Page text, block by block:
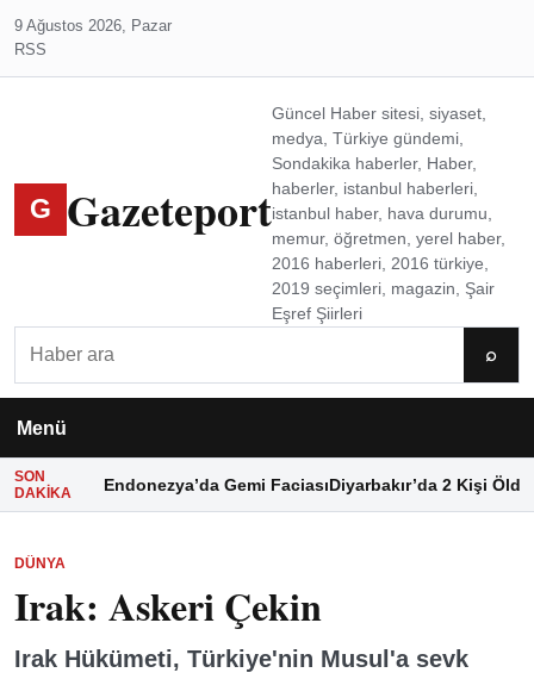
9 Ağustos 2026, Pazar
RSS
G Gazeteport
Güncel Haber sitesi, siyaset,
medya, Türkiye gündemi,
Sondakika haberler, Haber,
haberler, istanbul haberleri,
istanbul haber, hava durumu,
memur, öğretmen, yerel haber,
2016 haberleri, 2016 türkiye,
2019 seçimleri, magazin, Şair
Eşref Şiirleri
⌕
Menü
SON
DAKIKA
Endonezya’da Gemi FaciasıDiyarbakır’da 2 Kişi Öldü
DÜNYA
Irak: Askeri Çekin
Irak Hükümeti, Türkiye'nin Musul'a sevk